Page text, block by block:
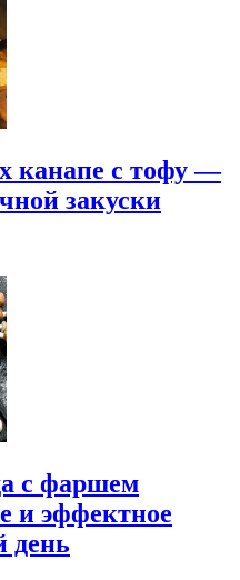
канапе с тофу —
закуски
с фаршем
и эффектное
день